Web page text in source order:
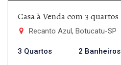
Casa à Venda com 3 quartos
Recanto Azul, Botucatu-SP
3 Quartos 2 Banheiros